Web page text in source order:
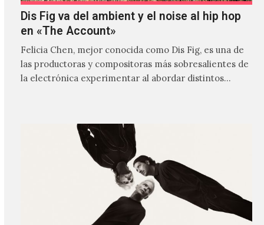
Dis Fig va del ambient y el noise al hip hop
en «The Account»
Felicia Chen, mejor conocida como Dis Fig, es una de
las productoras y compositoras más sobresalientes de
la electrónica experimentar al abordar distintos